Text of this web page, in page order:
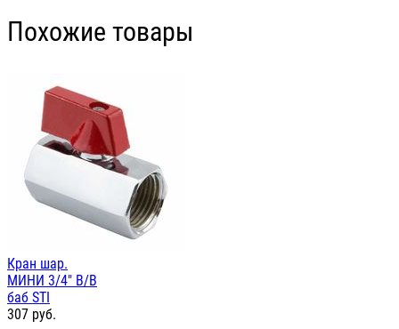
Похожие товары
Кран шар.
МИНИ 3/4" В/В
баб STI
307 руб.